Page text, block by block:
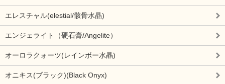
エレスチャル(elestial/骸骨水晶)
エンジェライト（硬石膏/Angelite）
オーロラクォーツ(レインボー水晶)
オニキス(ブラック)(Black Onyx)